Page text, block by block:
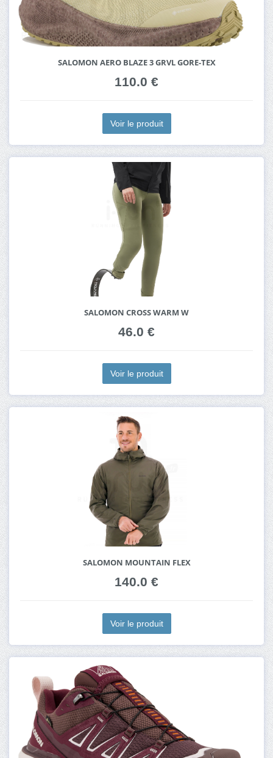
SALOMON AERO BLAZE 3 GRVL GORE-TEX
110.0 €
Voir le produit
SALOMON CROSS WARM W
46.0 €
Voir le produit
SALOMON MOUNTAIN FLEX
140.0 €
Voir le produit